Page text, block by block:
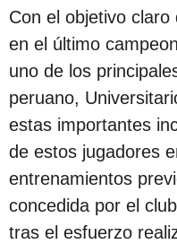
s
d
e
s
d
e
l
a
p
Con el objetivo
en el último
uno de los
peruano,
estas importantes
de estos jugadores
entrenamientos
concedida por el
tras el esfuerzo